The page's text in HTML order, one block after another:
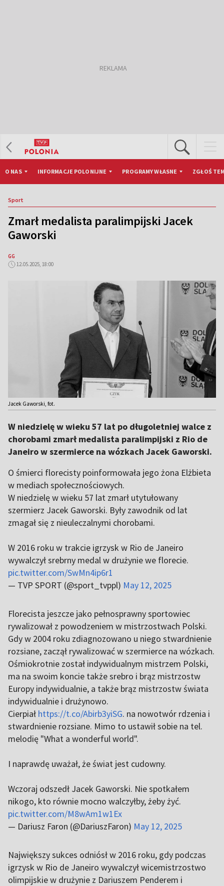
O NAS INFORMACJE POLONIJNE PROGRAMY WŁASNE ZGŁOŚ
Sport
Zmarł medalista paralimpijski Jacek
Gaworski
GG
12.05.2025, 18:00
Jacek Gaworski, fot.
W niedzielę w wieku 57 lat po długoletniej walce z
chorobami zmarł medalista paralimpijski z Rio de
Janeiro w szermierce na wózkach Jacek Gaworski.
O śmierci florecisty poinformowała jego żona Elżbieta
w mediach społecznościowych.
W niedzielę w wieku 57 lat zmarł utytułowany
szermierz Jacek Gaworski. Były zawodnik od lat
zmagał się z nieuleczalnymi chorobami.
W 2016 roku w trakcie igrzysk w Rio de Janeiro
wywalczył srebrny medal w drużynie we florecie.
pic.twitter.com/SwMn4ip6r1
— TVP SPORT (@sport_tvppl) May 12, 2025
Florecista jeszcze jako pełnosprawny sportowiec
rywalizował z powodzeniem w mistrzostwach Polski.
Gdy w 2004 roku zdiagnozowano u niego stwardnienie
rozsiane, zaczął rywalizować w szermierce na wózkach.
Ośmiokrotnie został indywidualnym mistrzem Polski,
ma na swoim koncie także srebro i brąz mistrzostw
Europy indywidualnie, a także brąz mistrzostw świata
indywidualnie i drużynowo.
Cierpiał https://t.co/Abirb3yiSG. na nowotwór rdzenia i
stwardnienie rozsiane. Mimo to ustawił sobie na tel.
melodię "What a wonderful world".
I naprawdę uważał, że świat jest cudowny.
Wczoraj odszedł Jacek Gaworski. Nie spotkałem
nikogo, kto równie mocno walczyłby, żeby żyć.
pic.twitter.com/M8wAm1w1Ex
— Dariusz Faron (@DariuszFaron) May 12, 2025
Największy sukces odniósł w 2016 roku, gdy podczas
igrzysk w Rio de Janeiro wywalczył wicemistrzostwo
olimpijskie w drużynie z Dariuszem Penderem i